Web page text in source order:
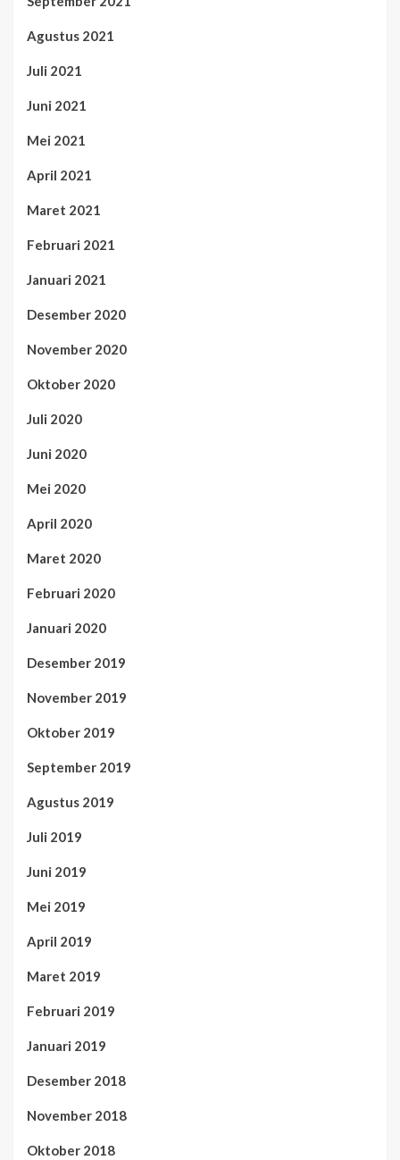
Agustus 2021
Juli 2021
Juni 2021
Mei 2021
April 2021
Maret 2021
Februari 2021
Januari 2021
Desember 2020
November 2020
Oktober 2020
Juli 2020
Juni 2020
Mei 2020
April 2020
Maret 2020
Februari 2020
Januari 2020
Desember 2019
November 2019
Oktober 2019
September 2019
Agustus 2019
Juli 2019
Juni 2019
Mei 2019
April 2019
Maret 2019
Februari 2019
Januari 2019
Desember 2018
November 2018
Oktober 2018